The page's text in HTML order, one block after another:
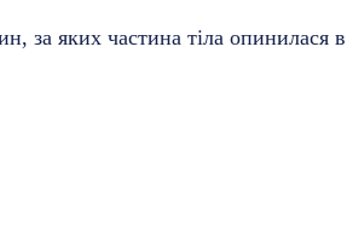
за яких частина тіла опинилася в